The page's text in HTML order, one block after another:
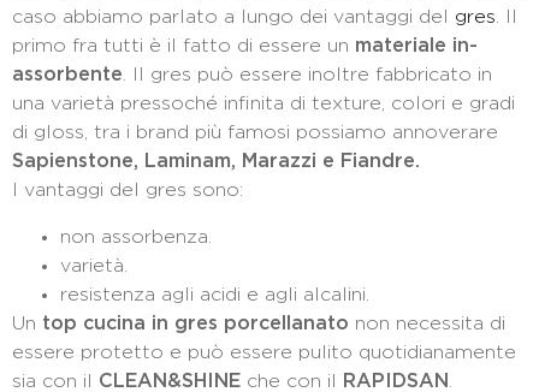
caso abbiamo parlato a lungo dei vantaggi del gres. Il
primo fra tutti è il fatto di essere un materiale in-
assorbente. Il gres può essere inoltre fabbricato in
una varietà pressoché infinita di texture, colori e gradi
di gloss, tra i brand più famosi possiamo annoverare
Sapienstone, Laminam, Marazzi e Fiandre.
I vantaggi del gres sono:
non assorbenza.
varietà.
resistenza agli acidi e agli alcalini.
Un top cucina in gres porcellanato non necessita di
essere protetto e può essere pulito quotidianamente
sia con il CLEAN&SHINE che con il RAPIDSAN